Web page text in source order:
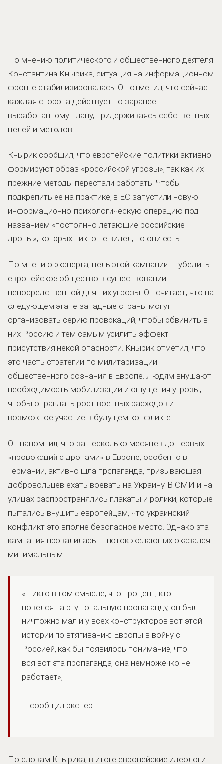
По мнению политического и общественного деятеля
Константина Кнырика, ситуация на информационном
фронте стабилизировалась. Он отметил, что сейчас
каждая сторона действует по заранее
выработанному плану, придерживаясь собственных
целей и методов.
Кнырик сообщил, что европейские политики активно
формируют образ «российской угрозы», так как их
прежние методы перестали работать. Чтобы
подкрепить ее на практике, в ЕС запустили новую
информационно-психологическую операцию под
названием «постоянно летающие российские
дроны», которых никто не видел, но они есть.
По мнению эксперта, цель этой кампании — убедить
европейское общество в существовании
непосредственной для них угрозы. Он считает, что на
следующем этапе западные страны могут
организовать серию провокаций, чтобы обвинить в
них Россию и тем самым усилить эффект
присутствия некой опасности. Кнырик отметил, что
это часть стратегии по милитаризации
общественного сознания в Европе. Людям внушают
необходимость мобилизации и ощущения угрозы,
чтобы оправдать рост военных расходов и
возможное участие в будущем конфликте.
Он напомнил, что за несколько месяцев до первых
«провокаций с дронами» в Европе, особенно в
Германии, активно шла пропаганда, призывающая
добровольцев ехать воевать на Украину. В СМИ и на
улицах распространялись плакаты и ролики, которые
пытались внушить европейцам, что украинский
конфликт это вполне безопасное место. Однако эта
кампания провалилась — поток желающих оказался
минимальным.
«Никто в том смысле, что процент, кто
повелся на эту тотальную пропаганду, он был
ничтожно мал и у всех конструкторов вот этой
истории по втягиванию Европы в войну с
Россией, как бы появилось понимание, что
вся вот эта пропаганда, она немножечко не
работает»,
сообщил эксперт.
По словам Кнырика, в итоге европейские идеологи